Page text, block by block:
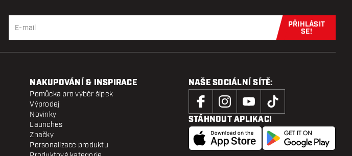
Přihlaste se
PŘIHLÁSIT
SE!
NAKUPOVÁNÍ & INSPIRACE
Pomůcka pro výběr šipek
Výprodej
Novinky
Launches
Značky
Personalizace produktu
NAŠE SOCIÁLNÍ SÍTĚ:
STÁHNOUT APLIKACI